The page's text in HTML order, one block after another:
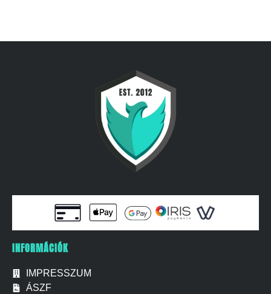
INFORMÁCIÓK
IMPRESSZUM
ÁSZF